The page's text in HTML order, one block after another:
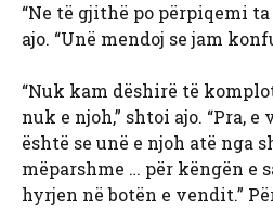
“Ne të gjithë po përpiqemi
ajo. “Unë mendoj se jam
“Nuk kam dëshirë të
nuk e njoh,” shtoi ajo. “Pra,
është se unë e njoh atë nga
mëparshme … për këngën e
hyrjen në botën e vendit.”